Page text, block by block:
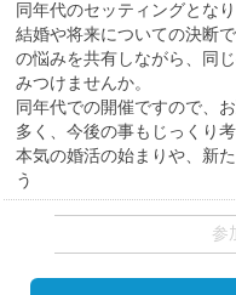
同年代のセッティングとなり
結婚や将来についての決断
の悩みを共有しながら、同
みつけませんか。
同年代での開催ですので、
多く、今後の事もじっくり
本気の婚活の始まりや、新
う
参